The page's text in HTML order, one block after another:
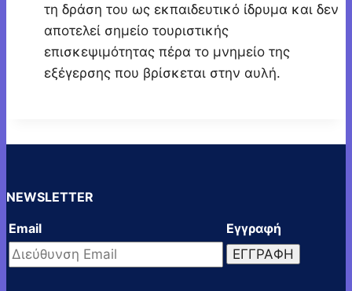
τη δράση του ως εκπαιδευτικό ίδρυμα και δεν
αποτελεί σημείο τουριστικής
επισκεψιμότητας πέρα το μνημείο της
εξέγερσης που βρίσκεται στην αυλή.
NEWSLETTER
Email Εγγραφή